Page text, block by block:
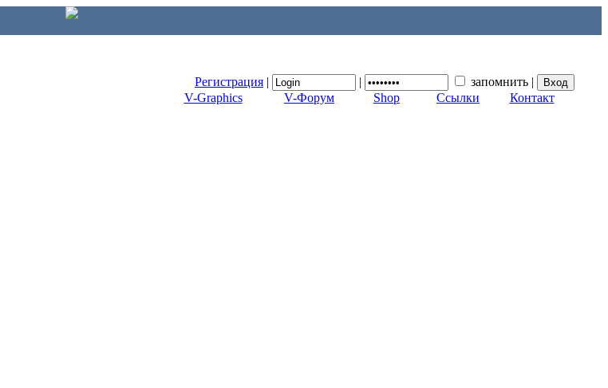
Регистрация | | запомнить |
V-Graphics
V-Форум Shop Ссылки Контакт